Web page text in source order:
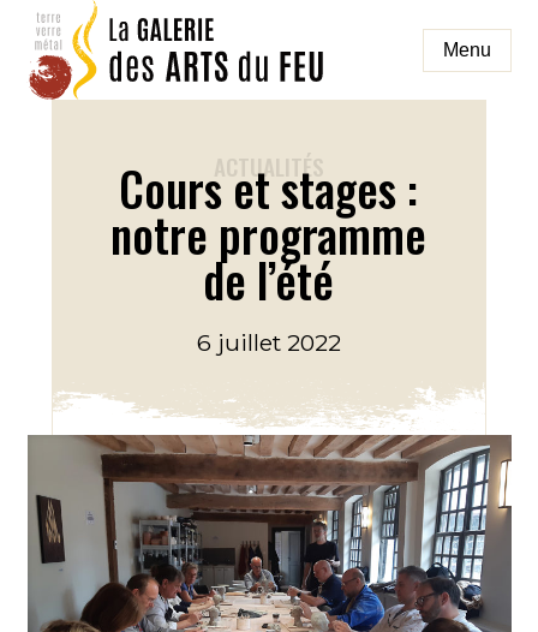
Aller
contenu
Menu
Cours et stages :
notre programme
de l’été
ACTUALITÉS
6 juillet 2022